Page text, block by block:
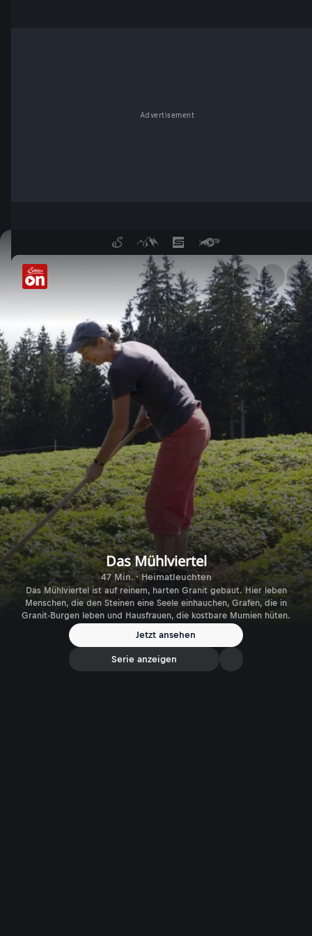
Advertisement
Das Mühlviertel - stur,
Das Mühlviertel
47 Min. · Heimatleuchten
Das Mühlviertel ist auf reinem, harten Granit gebaut. Hier leben
Menschen, die den Steinen eine Seele einhauchen, Grafen, die in
Granit-Burgen leben und Hausfrauen, die kostbare Mumien hüten.
Jetzt ansehen
Serie anzeigen